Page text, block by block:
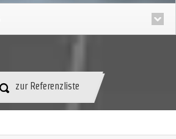
zur Referenzliste